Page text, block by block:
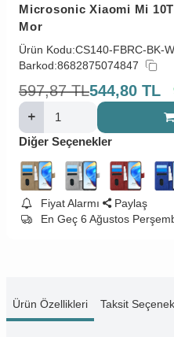
Microsonic Xiaomi Mi
Mor
Ürün Kodu:CS140-FBRC-BK-
Barkod:8682875074847
597,87 TL544,80 TL
Diğer Seçenekler
Fiyat Alarmı
Paylaş
En Geç 6 Ağustos
Ürün Özellikleri Taksit